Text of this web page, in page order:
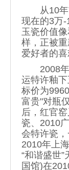
从10年
现在的3万-
玉瓷价值
样，正被
爱好者的喜
2008年
运特许釉
标价为
富贵"对瓶
后，红官
瓷、2010
会特许瓷
2010年上
“和谐盛世
国馆)在